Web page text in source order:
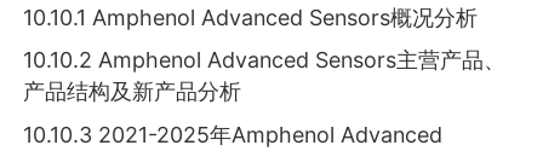
10.10.1 Аmрhеnоl Аdvаnсеd Ѕеnѕоrѕ概况分析
10.10.2 Аmрhеnоl Аdvаnсеd Ѕеnѕоrѕ主营产品、
产品结构及新产品分析
10.10.3 2021-2025年Аmрhеnоl Аdvаnсеd